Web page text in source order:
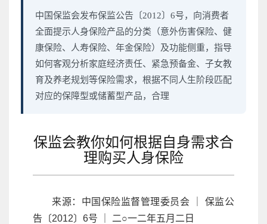
中国保监会发布保监公告〔2012〕6号，向消费者
全面提示人身保险产品的分类（意外伤害保险、健
康保险、人寿保险、年金保险）及功能侧重，指导
如何客观分析家庭经济责任、紧急预备金、子女教
育及养老规划等保险需求，根据不同人生阶段匹配
对应的保障型或储蓄型产品，合理
保监会教你如何根据自身需求合
理购买人身保险
来源：中国保险监督管理委员会 ｜ 保监公
告〔2012〕6号 ｜ 二○一二年五月二日